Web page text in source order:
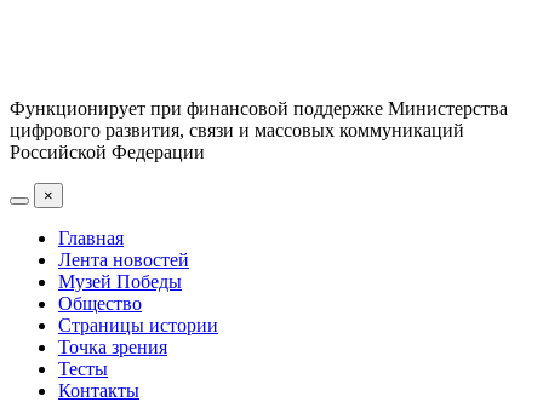
Функционирует при финансовой поддержке Министерства
цифрового развития, связи и массовых коммуникаций
Российской Федерации
×
Главная
Лента новостей
Музей Победы
Общество
Страницы истории
Точка зрения
Тесты
Контакты